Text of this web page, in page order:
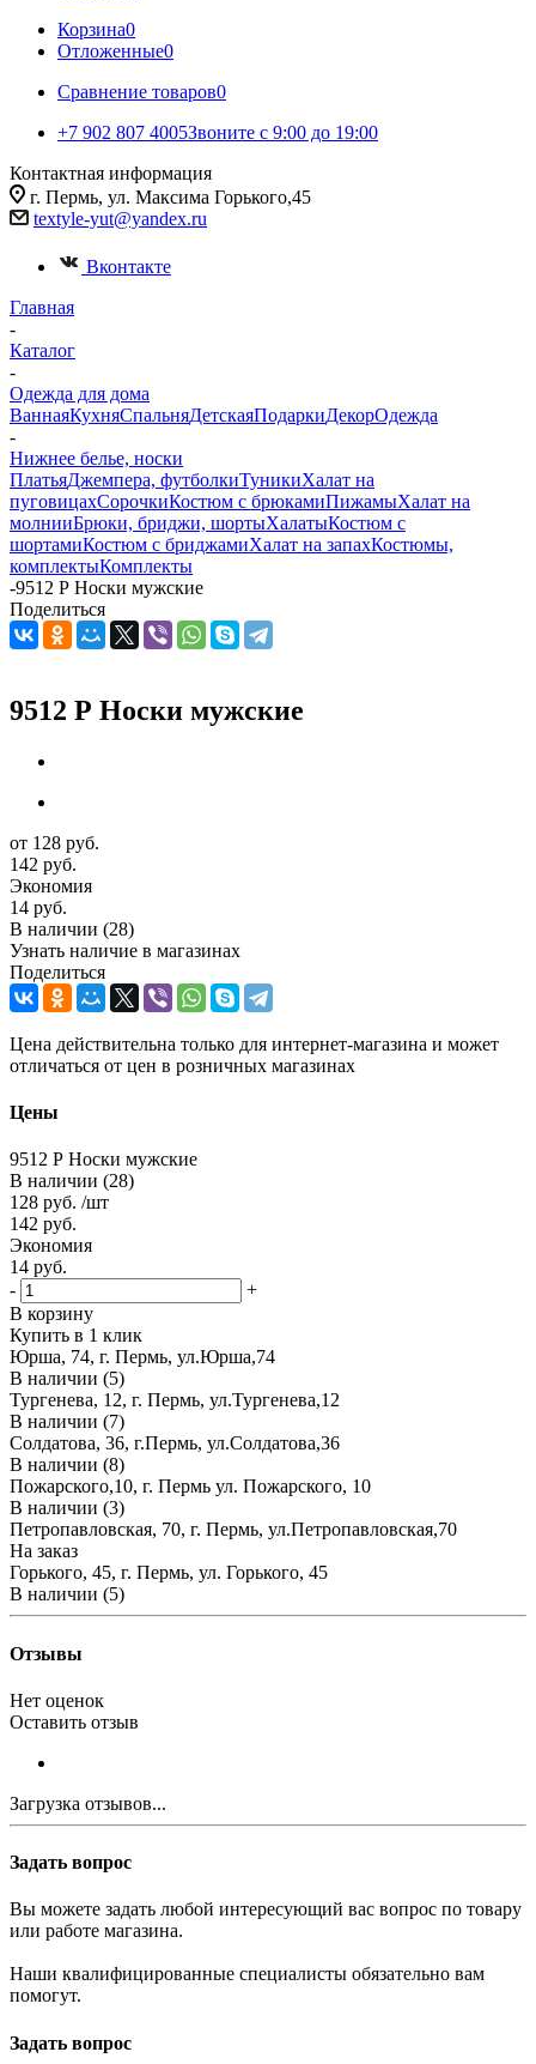
Корзина0
Отложенные0
Сравнение товаров0
+7 902 807 4005Звоните с 9:00 до 19:00
Контактная информация
г. Пермь, ул. Максима Горького,45
textyle-yut@yandex.ru
Вконтакте
Главная
-
Каталог
-
Одежда для дома
ВаннаяКухняСпальняДетскаяПодаркиДекорОдежда
-
Нижнее белье, носки
ПлатьяДжемпера, футболкиТуникиХалат на
пуговицахСорочкиКостюм с брюкамиПижамыХалат на
молнииБрюки, бриджи, шортыХалатыКостюм с
шортамиКостюм с бриджамиХалат на запахКостюмы,
комплектыКомплекты
-9512 Р Носки мужские
Поделиться
9512 Р Носки мужские
от 128 руб.
142 руб.
Экономия
14 руб.
В наличии (28)
Узнать наличие в магазинах
Поделиться
Цена действительна только для интернет-магазина и может
отличаться от цен в розничных магазинах
Цены
9512 Р Носки мужские
В наличии (28)
128 руб. /шт
142 руб.
Экономия
14 руб.
-
+
В корзину
Купить в 1 клик
Юрша, 74, г. Пермь, ул.Юрша,74
В наличии (5)
Тургенева, 12, г. Пермь, ул.Тургенева,12
В наличии (7)
Солдатова, 36, г.Пермь, ул.Солдатова,36
В наличии (8)
Пожарского,10, г. Пермь ул. Пожарского, 10
В наличии (3)
Петропавловская, 70, г. Пермь, ул.Петропавловская,70
На заказ
Горького, 45, г. Пермь, ул. Горького, 45
В наличии (5)
Отзывы
Нет оценок
Оставить отзыв
Загрузка отзывов...
Задать вопрос
Вы можете задать любой интересующий вас вопрос по товару
или работе магазина.
Наши квалифицированные специалисты обязательно вам
помогут.
Задать вопрос